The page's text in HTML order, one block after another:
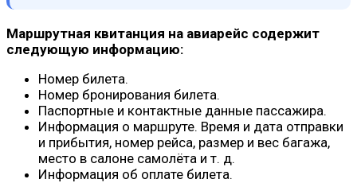
Маршрутная квитанция на авиарейс содержит
следующую информацию:
Номер билета.
Номер бронирования билета.
Паспортные и контактные данные пассажира.
Информация о маршруте. Время и дата отправки
и прибытия, номер рейса, размер и вес багажа,
место в салоне самолёта и т. д.
Информация об оплате билета.